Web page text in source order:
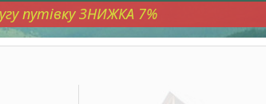
путівку ЗНИЖКА 7%